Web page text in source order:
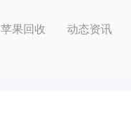
苹果回收 动态资讯